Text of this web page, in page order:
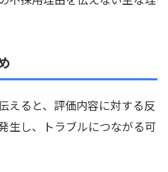
えると、評価内容に対する反
生し、トラブルにつながる可